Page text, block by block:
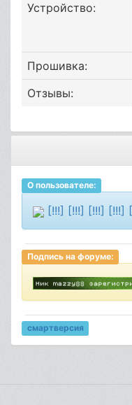
Устройство:
Прошивка:
Отзывы:
О пользователе:
[!!!] [!!!] [!!!] [!!!]
Подпись на форуме:
смартверсия